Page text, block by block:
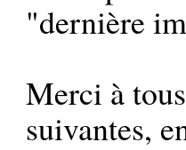
"dernière
Merci à
suivantes,